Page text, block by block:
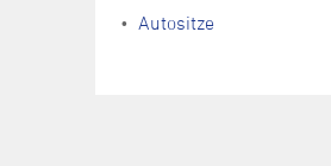
Autositze